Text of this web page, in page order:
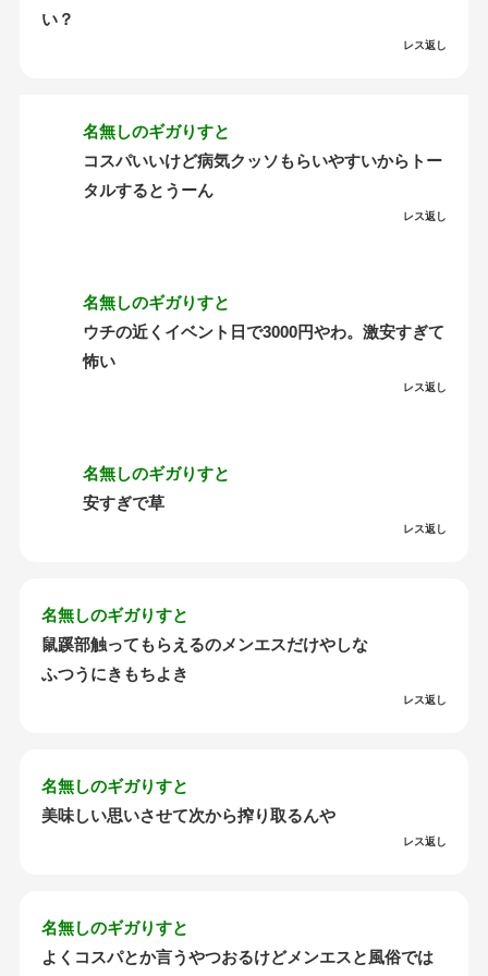
い？
レス返し
名無しのギガりすと
コスパいいけど病気クッソもらいやすいからトー
タルするとうーん
レス返し
名無しのギガりすと
ウチの近くイベント日で3000円やわ。激安すぎて
怖い
レス返し
名無しのギガりすと
安すぎで草
レス返し
名無しのギガりすと
鼠蹊部触ってもらえるのメンエスだけやしな
ふつうにきもちよき
レス返し
名無しのギガりすと
美味しい思いさせて次から搾り取るんや
レス返し
名無しのギガりすと
よくコスパとか言うやつおるけどメンエスと風俗では